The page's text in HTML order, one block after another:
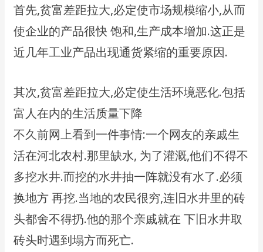
首先,贫富差距拉大,必定使市场规模缩小,从而
使企业的产品很快 饱和,生产成本增加.这正是
近几年工业产品出现通货紧缩的重要原因.
其次,贫富差距拉大,必定使生活环境恶化.包括
富人在内的生活质量下降
不久前网上看到一件事情:一个网友的亲戚生
活在河北农村.那里缺水, 为了灌溉,他们不得不
多挖水井.而挖的水井抽一阵就没有水了.必须
换地方 再挖.当地的农民很穷,连旧水井里的砖
头都舍不得扔.他的那个亲戚就在 下旧水井取
砖头时遇到塌方而死亡.